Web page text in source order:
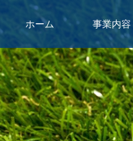
ホーム 事業内容